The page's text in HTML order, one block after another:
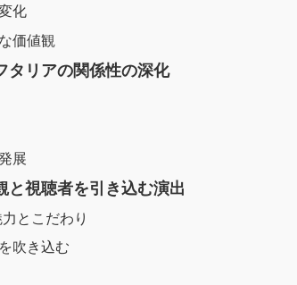
化
価値観
タリアの関係性の深化
展
と視聴者を引き込む演出
とこだわり
吹き込む